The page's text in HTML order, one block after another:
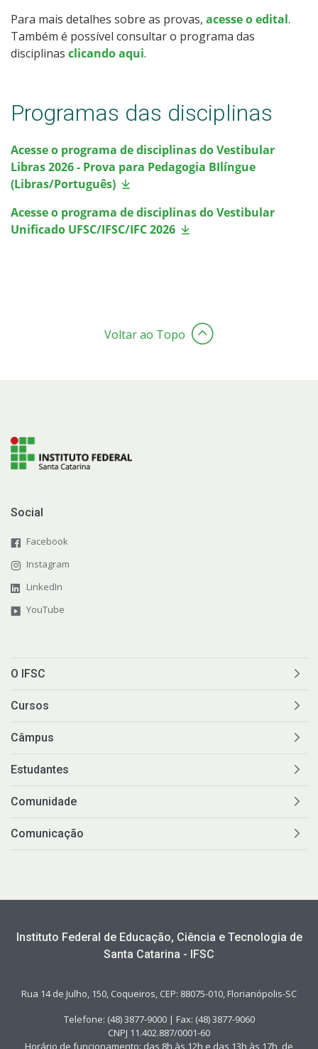
Para mais detalhes sobre as provas, acesse o edital.
Também é possível consultar o programa das
disciplinas clicando aqui.
Programas das disciplinas
Acesse o programa de disciplinas do Vestibular
Libras 2026 - Prova para Pedagogia BIlíngue
(Libras/Português)
Acesse o programa de disciplinas do Vestibular
Unificado UFSC/IFSC/IFC 2026
Voltar ao Topo
Social
Facebook
Instagram
LinkedIn
YouTube
O IFSC
Cursos
Câmpus
Estudantes
Comunidade
Comunicação
Instituto Federal de Educação, Ciência e Tecnologia de
Santa Catarina - IFSC
Rua 14 de Julho, 150, Coqueiros, CEP: 88075-010, Florianópolis-SC
Telefone: (48) 3877-9000 | Fax: (48) 3877-9060
CNPJ 11.402.887/0001-60
Horário de funcionamento: das 8h às 12h e das 13h às 17h, de